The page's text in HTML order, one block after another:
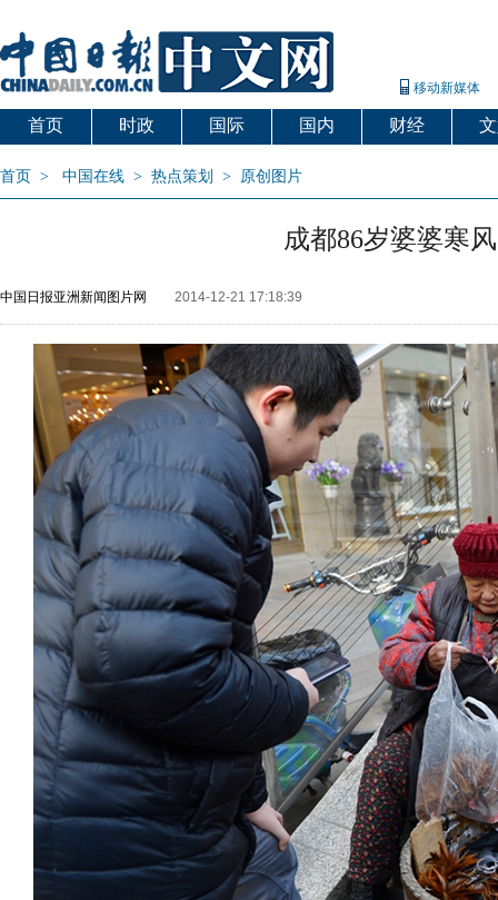
移动新媒体
首页 时政 国际 国内 财经
首页 > 中国在线 > 热点策划 > 原创图片
成都86岁婆婆寒
中国日报亚洲新闻图片网 2014-12-21 17:18:39